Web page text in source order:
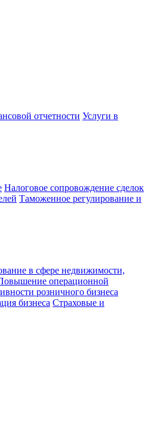
отчетности Услуги в
Налоговое сопровождение сделок
Таможенное регулирование и
в сфере недвижимости,
операционной
розничного бизнеса
бизнеса Страховые и